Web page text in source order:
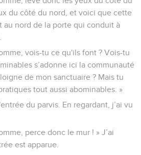
du côté du nord, et voici que cette
au nord de la porte qui conduit à
vois-tu ce qu'ils font ? Vois-tu
s’adonne ici la communauté
de mon sanctuaire ? Mais tu
tout aussi abominables. »
du parvis. En regardant, j’ai vu
perce donc le mur ! » J’ai
est apparue.